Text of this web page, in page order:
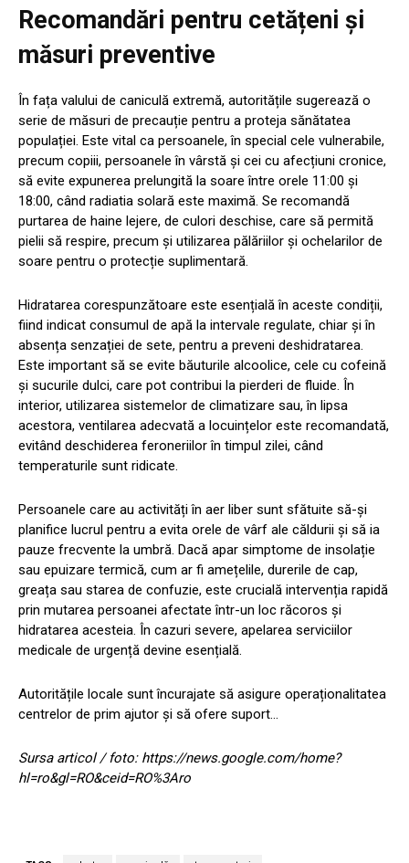
Recomandări pentru cetățeni și
măsuri preventive
În fața valului de caniculă extremă, autoritățile sugerează o
serie de măsuri de precauție pentru a proteja sănătatea
populației. Este vital ca persoanele, în special cele vulnerabile,
precum copiii, persoanele în vârstă și cei cu afecțiuni cronice,
să evite expunerea prelungită la soare între orele 11:00 și
18:00, când radiatia solară este maximă. Se recomandă
purtarea de haine lejere, de culori deschise, care să permită
pielii să respire, precum și utilizarea pălăriilor și ochelarilor de
soare pentru o protecție suplimentară.
Hidratarea corespunzătoare este esențială în aceste condiții,
fiind indicat consumul de apă la intervale regulate, chiar și în
absența senzației de sete, pentru a preveni deshidratarea.
Este important să se evite băuturile alcoolice, cele cu cofeină
și sucurile dulci, care pot contribui la pierderi de fluide. În
interior, utilizarea sistemelor de climatizare sau, în lipsa
acestora, ventilarea adecvată a locuințelor este recomandată,
evitând deschiderea feroneriilor în timpul zilei, când
temperaturile sunt ridicate.
Persoanele care au activități în aer liber sunt sfătuite să-și
planifice lucrul pentru a evita orele de vârf ale căldurii și să ia
pauze frecvente la umbră. Dacă apar simptome de insolație
sau epuizare termică, cum ar fi amețelile, durerile de cap,
greața sau starea de confuzie, este crucială intervenția rapidă
prin mutarea persoanei afectate într-un loc răcoros și
hidratarea acesteia. În cazuri severe, apelarea serviciilor
medicale de urgență devine esențială.
Autoritățile locale sunt încurajate să asigure operaționalitatea
centrelor de prim ajutor și să ofere suport…
Sursa articol / foto: https://news.google.com/home?
hl=ro&gl=RO&ceid=RO%3Aro